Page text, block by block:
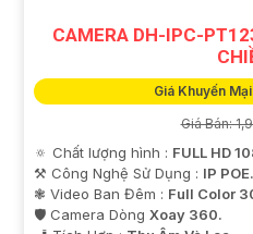
CAMERA DH-IPC-
Giá Khuyến
Giá Bán:
🔅 Chất lượng hình : FULL HD
⚒ Công Nghệ Sử Dụng : IP POE.
❃ Video Ban Đêm : Full Color
🛡 Camera Dòng Xoay 360.